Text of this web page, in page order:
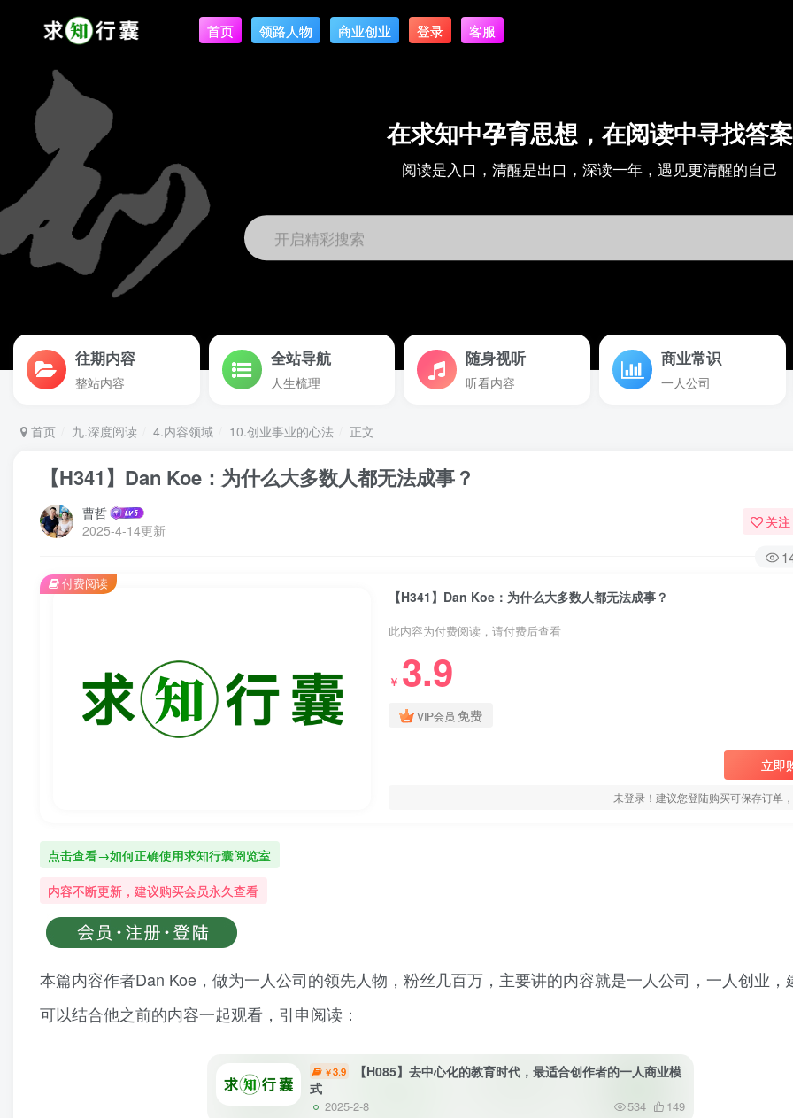
首页 领路人物 商业创业 登录 客服
在求知中孕育思想，在阅读中寻找答案
阅读是入口，清醒是出口，深读一年，遇见更清醒的自己
开启精彩搜索
往期内容
整站内容
全站导航
人生梳理
随身视听
听看内容
商业常识
一人公司
首页 九.深度阅读 4.内容领域 10.创业事业的心法 正文
【H341】Dan Koe：为什么大多数人都无法成事？
曹哲
2025-4-14更新
关注
【H341】Dan Koe：为什么大多数人都无法成事？
此内容为付费阅读，请付费后查看
￥ 3.9
VIP会员 免费
立即
未登录！建议您登陆购买可保存订单
付费阅读
点击查看→如何正确使用求知行囊阅览室
内容不断更新，建议购买会员永久查看
本篇内容作者Dan Koe，做为一人公司的领先人物，粉丝几百万，主要讲的内容就是一人公司，一人创业，
可以结合他之前的内容一起观看，引申阅读：
￥3.9
【H085】去中心化的教育时代，最适合创作者的一人商业模
式
2025-2-8 534 149